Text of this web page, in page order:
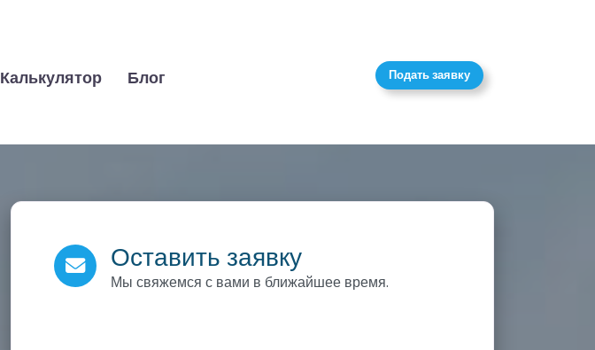
Калькулятор Блог Подать заявку
Оставить заявку
Мы свяжемся с вами в ближайшее время.